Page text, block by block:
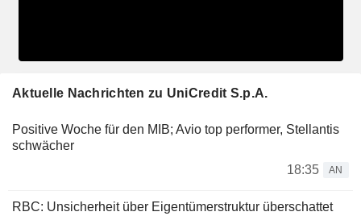
Aktuelle Nachrichten zu UniCredit S.p.A.
Positive Woche für den MIB; Avio top performer, Stellantis
schwächer
18:35
AN
RBC: Unsicherheit über Eigentümerstruktur überschattet